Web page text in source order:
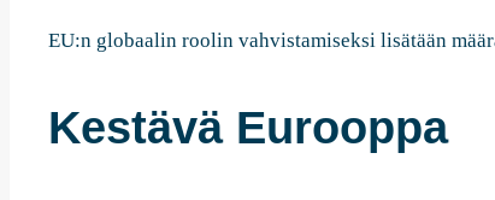
EU:n globaalin roolin vahvistamiseksi lisätään
Kestävä Eurooppa